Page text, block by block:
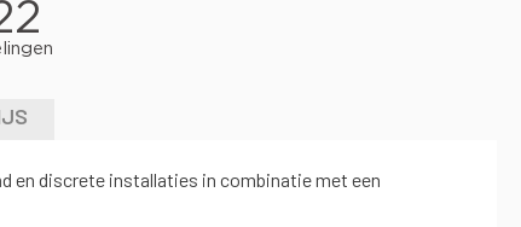
en discrete installaties in combinatie met een